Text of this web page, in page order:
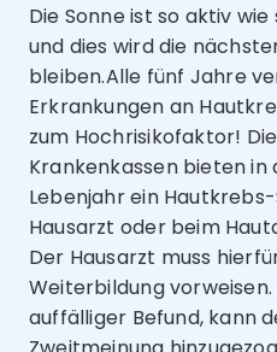
Die Sonne ist so aktiv
und dies wird die
bleiben.Alle fünf Jahre
Erkrankungen an
zum Hochrisikofaktor!
Krankenkassen bieten in
Lebenjahr ein
Hausarzt oder beim
Der Hausarzt muss
Weiterbildung
auffälliger Befund, kann